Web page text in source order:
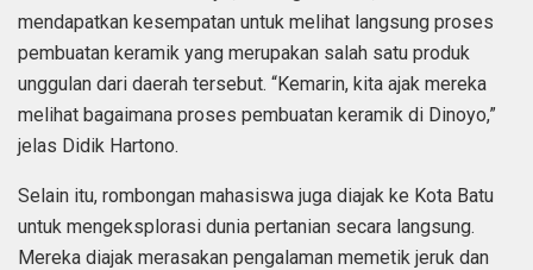
mendapatkan kesempatan untuk melihat langsung proses
pembuatan keramik yang merupakan salah satu produk
unggulan dari daerah tersebut. “Kemarin, kita ajak mereka
melihat bagaimana proses pembuatan keramik di Dinoyo,”
jelas Didik Hartono.
Selain itu, rombongan mahasiswa juga diajak ke Kota Batu
untuk mengeksplorasi dunia pertanian secara langsung.
Mereka diajak merasakan pengalaman memetik jeruk dan